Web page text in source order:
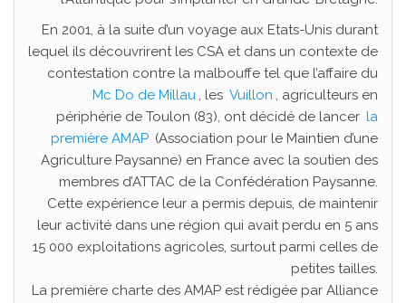
En 2001, à la suite d’un voyage aux Etats-Unis durant
lequel ils découvrirent les CSA et dans un contexte de
contestation contre la malbouffe tel que l’affaire du
Mc Do de Millau , les Vuillon , agriculteurs en
périphérie de Toulon (83), ont décidé de lancer la
première AMAP (Association pour le Maintien d’une
Agriculture Paysanne) en France avec la soutien des
membres d’ATTAC de la Confédération Paysanne.
Cette expérience leur a permis depuis, de maintenir
leur activité dans une région qui avait perdu en 5 ans
15 000 exploitations agricoles, surtout parmi celles de
petites tailles.
La première charte des AMAP est rédigée par Alliance